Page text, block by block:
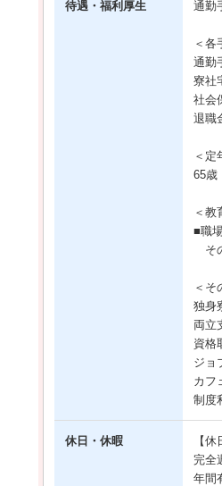
待遇・福利厚生 通勤
＜各
通勤
寮社
社会
退職
＜定
65歳
＜教
■職
そ
＜そ
独身
両立
資格
ジョ
カフ
制度
休日・休暇
【休
完全
年間